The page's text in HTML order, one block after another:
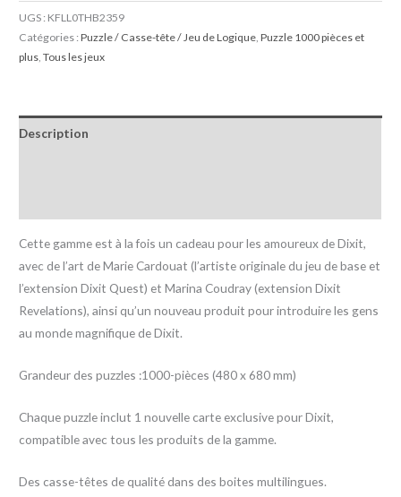
UGS : KFLL0THB2359
Catégories :Puzzle / Casse-tête / Jeu de Logique ,Puzzle 1000 pièces et
plus ,Tous les jeux
Description
Cette gamme est à la fois un cadeau pour les amoureux de Dixit,
avec de l’art de Marie Cardouat (l’artiste originale du jeu de base et
l’extension Dixit Quest) et Marina Coudray (extension Dixit
Revelations), ainsi qu’un nouveau produit pour introduire les gens
au monde magnifique de Dixit.
Grandeur des puzzles :1000-pièces (480 x 680 mm)
Chaque puzzle inclut 1 nouvelle carte exclusive pour Dixit,
compatible avec tous les produits de la gamme.
Des casse-têtes de qualité dans des boites multilingues.